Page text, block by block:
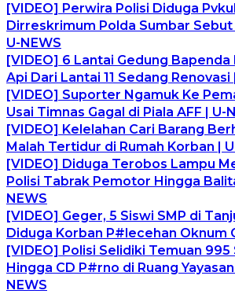
[VIDEO] Perwira Polisi Diduga
Dirreskrimum Polda Sumbar
U-NEWS
[VIDEO] 6 Lantai Gedung
Api Dari Lantai 11 Sedang Renovasi
[VIDEO] Suporter Ngamuk Ke
Usai Timnas Gagal di Piala AFF | U-
[VIDEO] Kelelahan Cari Barang
Malah Tertidur di Rumah Korban |
[VIDEO] Diduga Terobos Lampu
Polisi Tabrak Pemotor Hingga
NEWS
[VIDEO] Geger, 5 Siswi SMP di
Diduga Korban P#lecehan Oknum
[VIDEO] Polisi Selidiki Temuan
Hingga CD P#rno di Ruang
NEWS